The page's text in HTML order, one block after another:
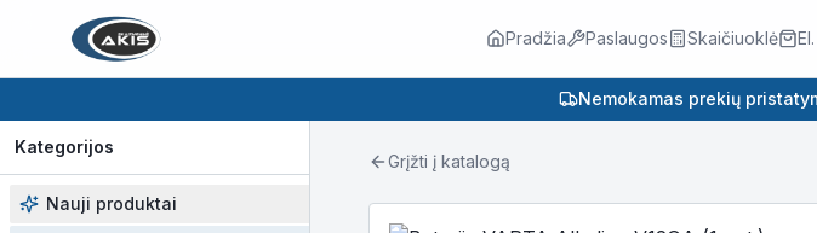
Pradžia Paslaugos Skaičiuoklė
Nemokamas prekių
Kategorijos
Nauji produktai
Grįžti į katalogą